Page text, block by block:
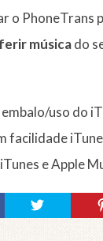
o PhoneTrans
músicado
uso do
facilidade
e Apple